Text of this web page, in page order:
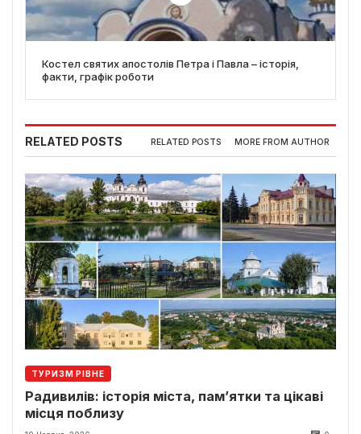
Костел святих апостолів Петра і Павла – історія,
факти, графік роботи
RELATED POSTS RELATED POSTS MORE FROM AUTHOR
ТУРИЗМ РІВНЕ
Радивилів: історія міста, пам’ятки та цікаві
місця поблизу